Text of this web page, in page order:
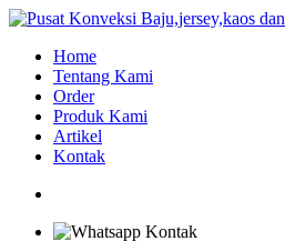
Home
Tentang Kami
Order
Produk Kami
Artikel
Kontak